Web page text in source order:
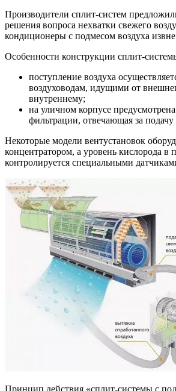
Производители сплит-систем
решения вопроса нехватки свежего
кондиционеры с подмесом воздуха
Особенности конструкции сплит-
поступление воздуха
воздуховодам, идущими от
внутреннему;
на уличном корпусе
фильтрации, отвечающая за подачу
Некоторые модели вентустановок
концентратором, а уровень кислорода в
контролируется специальными
Принцип действия «сплит-системы с